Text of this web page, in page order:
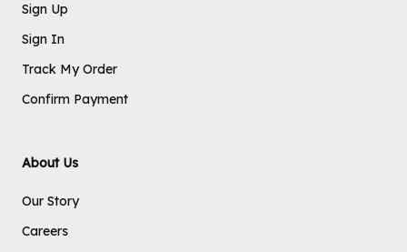
Sign Up
Sign In
Track My Order
Confirm Payment
About Us
Our Story
Careers